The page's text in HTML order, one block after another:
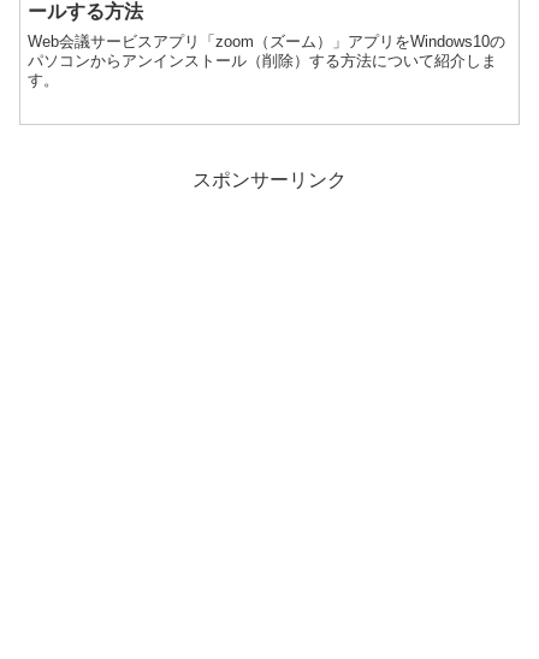
ールする方法
Web会議サービスアプリ「zoom（ズーム）」アプリをWindows10の
パソコンからアンインストール（削除）する方法について紹介しま
す。
スポンサーリンク